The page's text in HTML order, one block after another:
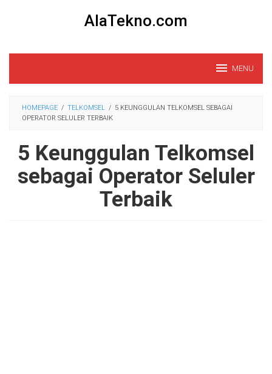
AlaTekno.com
MENU
HOMEPAGE / TELKOMSEL / 5 KEUNGGULAN TELKOMSEL SEBAGAI
OPERATOR SELULER TERBAIK
5 Keunggulan Telkomsel
sebagai Operator Seluler
Terbaik